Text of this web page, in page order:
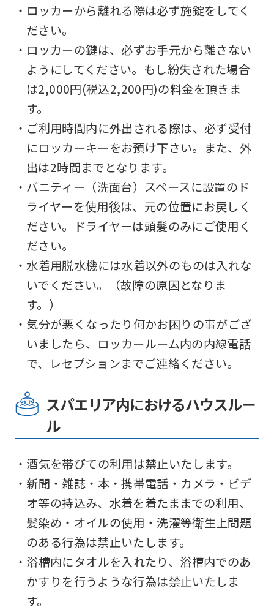
・ロッカーから離れる際は必ず施錠をしてく
ださい。
・ロッカーの鍵は、必ずお手元から離さない
ようにしてください。もし紛失された場合
は2,000円(税込2,200円)の料金を頂きま
す。
・ご利用時間内に外出される際は、必ず受付
にロッカーキーをお預け下さい。また、外
出は2時間までとなります。
・バニティー（洗面台）スペースに設置のド
ライヤーを使用後は、元の位置にお戻しく
ださい。ドライヤーは頭髪のみにご使用く
ださい。
・水着用脱水機には水着以外のものは入れな
いでください。（故障の原因となりま
す。）
・気分が悪くなったり何かお困りの事がござ
いましたら、ロッカールーム内の内線電話
で、レセプションまでご連絡ください。
スパエリア内におけるハウスルー
ル
・酒気を帯びての利用は禁止いたします。
・新聞・雑誌・本・携帯電話・カメラ・ビデ
オ等の持込み、水着を着たままでの利用、
髪染め・オイルの使用・洗濯等衛生上問題
のある行為は禁止いたします。
・浴槽内にタオルを入れたり、浴槽内でのあ
かすりを行うような行為は禁止いたしま
す。
automatically
into
English.
Click
link
below
(start
automatic
translation)
to
to
the
page.
However,
if
use
automatic
translation
service,
the
Japanese
version
of
this